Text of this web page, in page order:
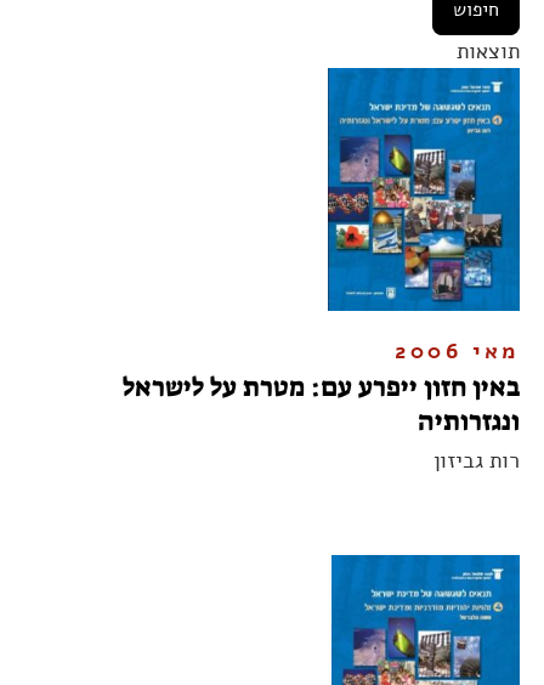
תוצאות
מאי 2006
באין חזון ייפרע עם: מטרת על לישראל
ונגזרותיה
רות גביזון